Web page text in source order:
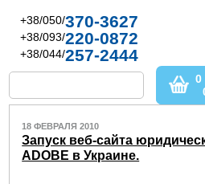
+38/050/370-3627
+38/093/220-0872
+38/044/257-2444
18 ФЕВРАЛЯ 2010
Запуск веб-сайта
ADOBE в Украине.